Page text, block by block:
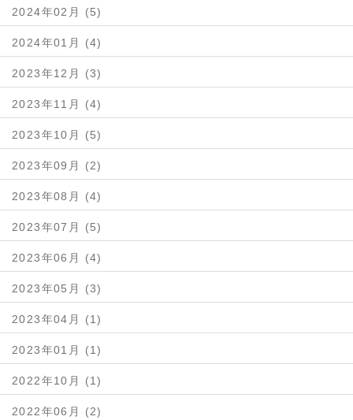
2024年02月 (5)
2024年01月 (4)
2023年12月 (3)
2023年11月 (4)
2023年10月 (5)
2023年09月 (2)
2023年08月 (4)
2023年07月 (5)
2023年06月 (4)
2023年05月 (3)
2023年04月 (1)
2023年01月 (1)
2022年10月 (1)
2022年06月 (2)